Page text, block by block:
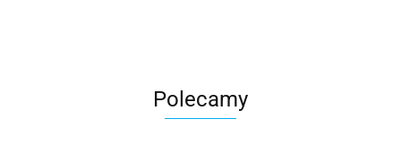
Polecamy